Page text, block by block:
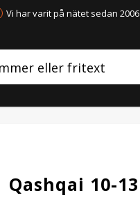
Vi har varit på nätet sedan 2006
Qashqai 10-13